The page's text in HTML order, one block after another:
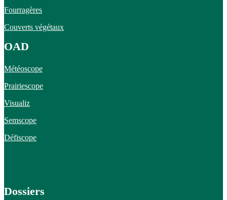
Fourragères
Couverts végétaux
OAD
Météoscope
Prairiescope
Visualiz
Semscope
Défiscope
Dossiers